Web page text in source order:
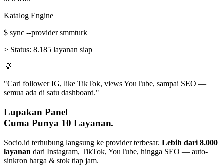
Katalog Engine
$ sync --provider smmturk
> Status: 8.185 layanan siap
💡
"Cari follower IG, like TikTok, views YouTube, sampai SEO —
semua ada di satu dashboard."
Lupakan Panel
Cuma Punya 10 Layanan.
Socio.id terhubung langsung ke provider terbesar. Lebih dari 8.000
layanan dari Instagram, TikTok, YouTube, hingga SEO — auto-
sinkron harga & stok tiap jam.